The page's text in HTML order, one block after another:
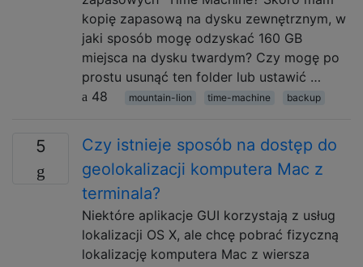
kopię zapasową na dysku zewnętrznym, w
jaki sposób mogę odzyskać 160 GB
miejsca na dysku twardym? Czy mogę po
prostu usunąć ten folder lub ustawić …
48
mountain-lion time-machine backup
5
Czy istnieje sposób na dostęp do
geolokalizacji komputera Mac z
terminala?
Niektóre aplikacje GUI korzystają z usług
lokalizacji OS X, ale chcę pobrać fizyczną
lokalizację komputera Mac z wiersza